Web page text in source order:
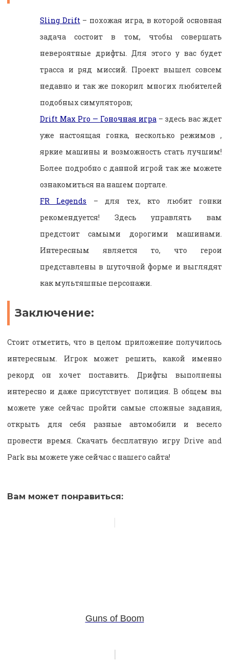
Sling Drift– похожая игра, в которой основная
задача состоит в том, чтобы совершать
невероятные дрифты. Для этого у вас будет
трасса и ряд миссий. Проект вышел совсем
недавно и так же покорил многих любителей
подобных симуляторов;
Drift Max Pro — Гоночная игра – здесь вас ждет
уже настоящая гонка, несколько режимов ,
яркие машины и возможность стать лучшим!
Более подробно с данной игрой так же можете
ознакомиться на нашем портале.
FR Legends – для тех, кто любит гонки
рекомендуется! Здесь управлять вам
предстоит самыми дорогими машинами.
Интересным является то, что герои
представлены в шуточной форме и выглядят
как мультяшные персонажи.
Заключение:
Стоит отметить, что в целом приложение получилось
интересным. Игрок может решить, какой именно
рекорд он хочет поставить. Дрифты выполнены
интересно и даже присутствует полиция. В общем вы
можете уже сейчас пройти самые сложные задания,
открыть для себя разные автомобили и весело
провести время. Скачать бесплатную игру Drive and
Park вы можете уже сейчас с нашего сайта!
Вам может понравиться:
Guns of Boom